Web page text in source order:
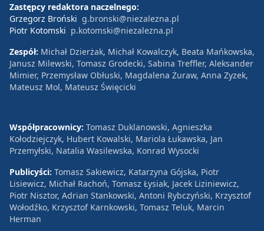
Zastępcy redaktora naczelnego:
Grzegorz Broński g.bronski@niezalezna.pl
Piotr Kotomski p.kotomski@niezalezna.pl
Zespół: Michał Dzierżak, Michał Kowalczyk, Beata Mańkowska,
Janusz Milewski, Tomasz Grodecki, Sabina Treffler, Aleksander
Mimier, Przemysław Obłuski, Magdalena Żuraw, Anna Zyzek,
Mateusz Mol, Mateusz Święcicki
Współpracownicy: Tomasz Duklanowski, Agnieszka
Kołodziejczyk, Hubert Kowalski, Mariola Łukawska, Jan
Przemyłski, Natalia Wasilewska, Konrad Wysocki
Publicyści: Tomasz Sakiewicz, Katarzyna Gójska, Piotr
Lisiewicz, Michał Rachoń, Tomasz Łysiak, Jacek Liziniewicz,
Piotr Nisztor, Adrian Stankowski, Antoni Rybczyński, Krzysztof
Wołodźko, Krzysztof Karnkowski, Tomasz Teluk, Marcin
Herman